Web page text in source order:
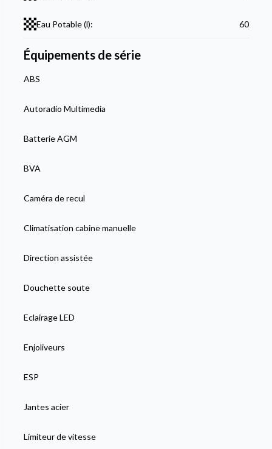
Eau Potable (l): 60
Équipements de série
ABS
Autoradio Multimedia
Batterie AGM
BVA
Caméra de recul
Climatisation cabine manuelle
Direction assistée
Douchette soute
Eclairage LED
Enjoliveurs
ESP
Jantes acier
Limiteur de vitesse